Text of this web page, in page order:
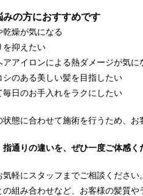
みの方におすすめです
乾燥が気になる
を抑えたい
アアイロンによる熱ダメージが気に
シのある美しい髪を目指したい
毎日のお手入れをラクにしたい
態に合わせて施術を行うため、お
通りの違いを、ぜひ一度ご体感く
軽にスタッフまでご相談ください。
の組み合わせなど、お客様の髪質